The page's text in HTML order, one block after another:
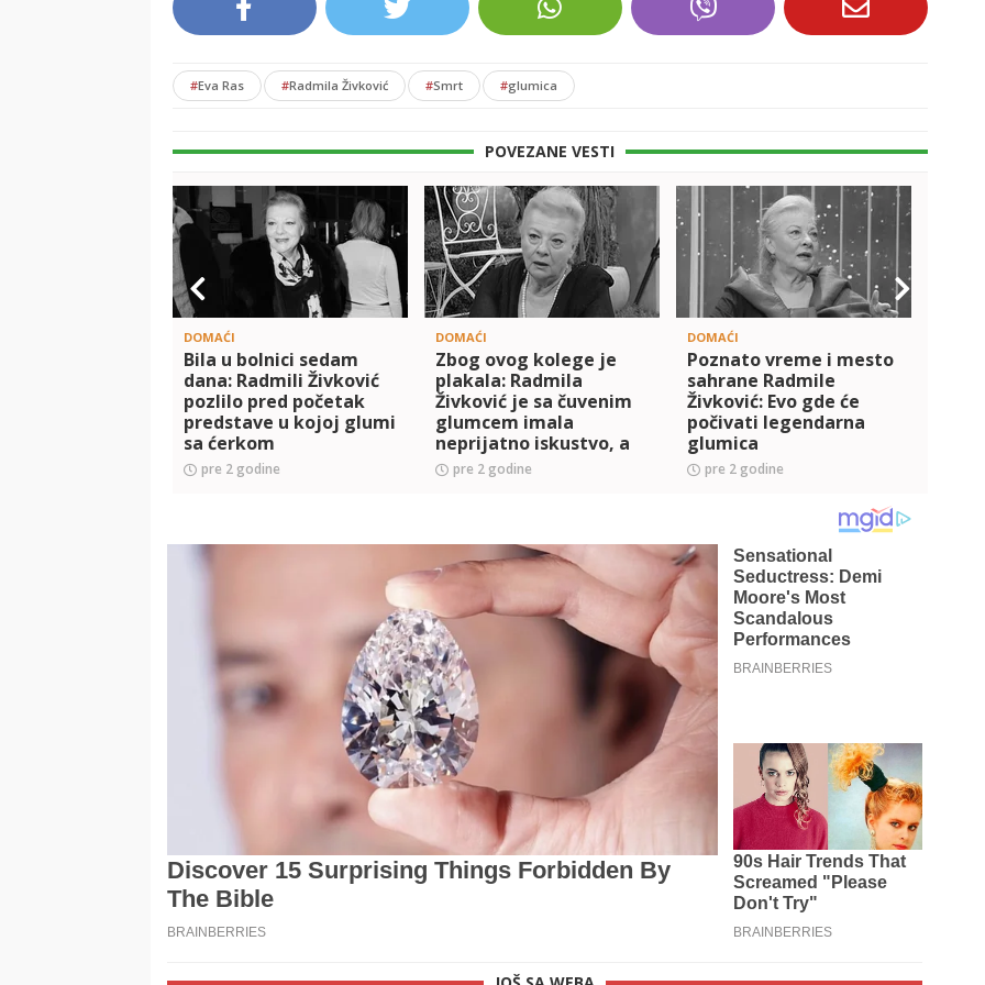
#Eva Ras #Radmila Živković #Smrt #glumica
POVEZANE VESTI
DOMAĆI
Bila u bolnici sedam
dana: Radmili Živković
pozlilo pred početak
predstave u kojoj glumi
sa ćerkom
pre 2 godine
DOMAĆI
Zbog ovog kolege je
plakala: Radmila
Živković je sa čuvenim
glumcem imala
neprijatno iskustvo, a
tu scenu nikada nije
zaboravila
pre 2 godine
DOMAĆI
Poznato vreme i mesto
sahrane Radmile
Živković: Evo gde će
počivati legendarna
glumica
pre 2 godine